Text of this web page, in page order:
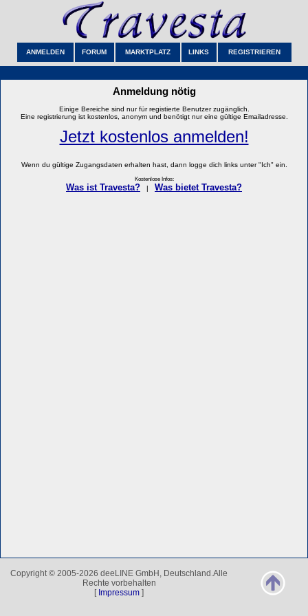
ANMELDEN FORUM MARKTPLATZ LINKS REGISTRIEREN
Anmeldung nötig
Einige Bereiche sind nur für registierte Benutzer zugänglich.
Eine registrierung ist kostenlos, anonym und benötigt nur eine gültige Emailadresse.
Jetzt kostenlos anmelden!
Wenn du gültige Zugangsdaten erhalten hast, dann logge dich links unter "Ich" ein.
Kostenlose Infos:
Was ist Travesta? Was bietet Travesta?
Copyright © 2005-2026 deeLINE GmbH, Deutschland.Alle
Rechte vorbehalten
[ Impressum ]